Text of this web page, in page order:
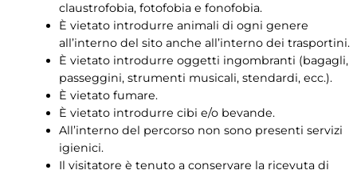
claustrofobia, fotofobia e fonofobia.
È vietato introdurre animali di ogni genere
all’interno del sito anche all’interno dei trasportini.
È vietato introdurre oggetti ingombranti (bagagli,
passeggini, strumenti musicali, stendardi, ecc.).
È vietato fumare.
È vietato introdurre cibi e/o bevande.
All’interno del percorso non sono presenti servizi
igienici.
Il visitatore è tenuto a conservare la ricevuta di